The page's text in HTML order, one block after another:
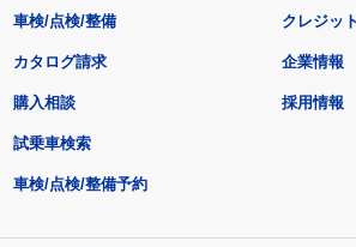
車検/点検/整備 クレジッ
カタログ請求
購入相談
試乗車検索
車検/点検/整備予約
企業情報
採用情報